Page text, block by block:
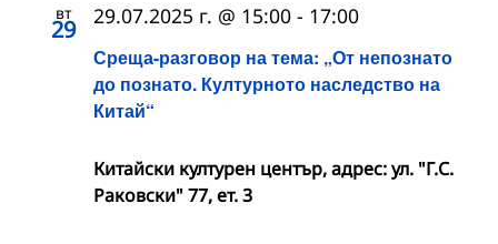
вт
29
Среща-разговор на тема: „От непознато
до познато. Културното наследство на
Китай“
29.07.2025 г. @ 15:00 - 17:00
Китайски културен център, адрес: ул. "Г.С.
Раковски" 77, ет. 3